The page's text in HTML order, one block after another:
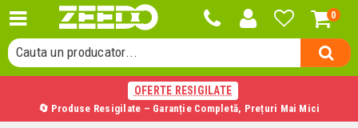
0
Cauta o categorie...
Cauta un producator...
Cauta un produs...
OFERTE RESIGILATE
🔄 Produse Resigilate – Garanție Completă, Prețuri Mai Mici